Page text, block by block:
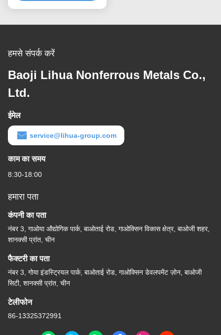
हमसे संपर्क करें
Baoji Lihua Nonferrous Metals Co.,
Ltd.
ईमेल
service@lihua-group.com
काम का समय
8:30-18:00
हमारा पता
कंपनी का पता
नंबर 3, गाओया औद्योगिक पार्क, बाओताई रोड, गाओक्सिन विकास क्षेत्र, बाओजी शहर,
शानक्सी प्रांत, चीन
फैक्टरी का पता
नंबर 3, गोया इंडस्ट्रियल पार्क, बाओताई रोड, गाओक्सिन डेवलपमेंट ज़ोन, बाओजी
सिटी, शानक्सी प्रांत, चीन
टेलीफोन
86-13325372991